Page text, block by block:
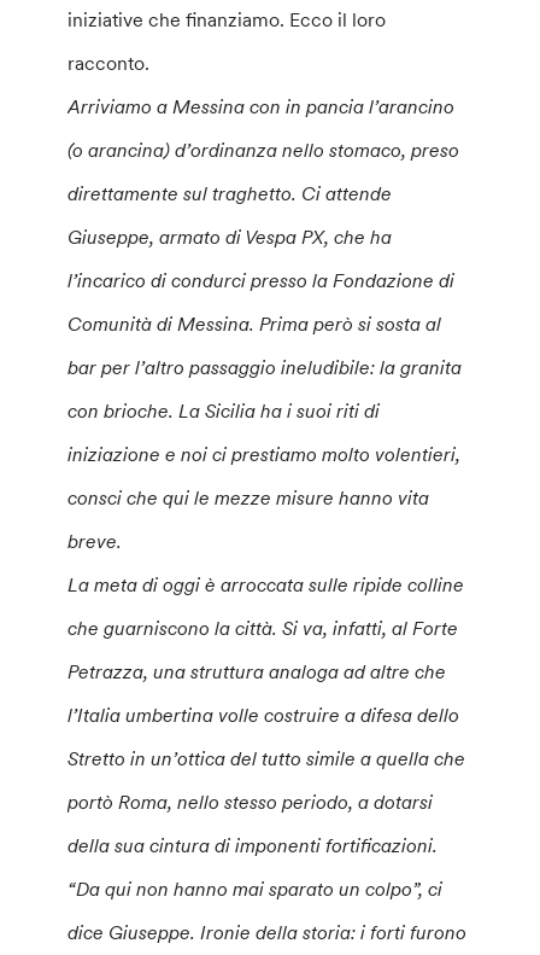
iniziative che finanziamo. Ecco il loro
racconto.
Arriviamo a Messina con in pancia l’arancino
(o arancina) d’ordinanza nello stomaco, preso
direttamente sul traghetto. Ci attende
Giuseppe, armato di Vespa PX, che ha
l’incarico di condurci presso la Fondazione di
Comunità di Messina. Prima però si sosta al
bar per l’altro passaggio ineludibile: la granita
con brioche. La Sicilia ha i suoi riti di
iniziazione e noi ci prestiamo molto volentieri,
consci che qui le mezze misure hanno vita
breve.
La meta di oggi è arroccata sulle ripide colline
che guarniscono la città. Si va, infatti, al Forte
Petrazza, una struttura analoga ad altre che
l’Italia umbertina volle costruire a difesa dello
Stretto in un’ottica del tutto simile a quella che
portò Roma, nello stesso periodo, a dotarsi
della sua cintura di imponenti fortificazioni.
“Da qui non hanno mai sparato un colpo”, ci
dice Giuseppe. Ironie della storia: i forti furono